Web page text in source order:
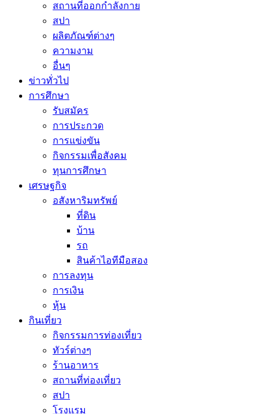
สถานที่ออกกำลังกาย
สปา
ผลิตภัณฑ์ต่างๆ
ความงาม
อื่นๆ
ข่าวทั่วไป
การศึกษา
รับสมัคร
การประกวด
การแข่งขัน
กิจกรรมเพื่อสังคม
ทุนการศึกษา
เศรษฐกิจ
อสังหาริมทรัพย์
ที่ดิน
บ้าน
รถ
สินค้าไอทีมือสอง
การลงทุน
การเงิน
หุ้น
กินเที่ยว
กิจกรรมการท่องเที่ยว
ทัวร์ต่างๆ
ร้านอาหาร
สถานที่ท่องเที่ยว
สปา
โรงแรม